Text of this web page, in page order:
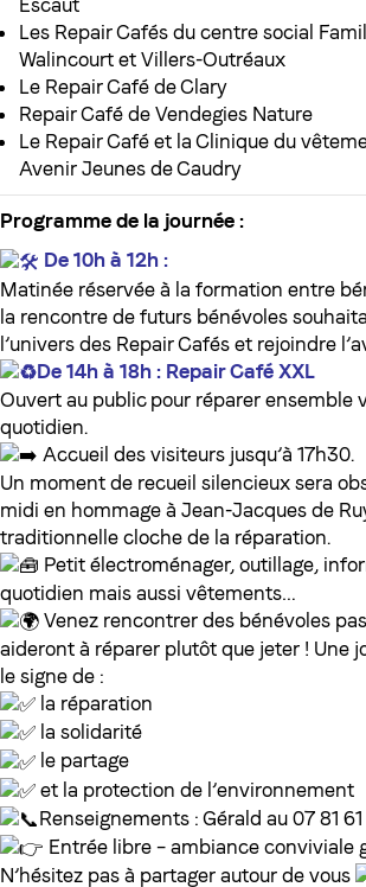
Escaut
Les Repair Cafés du centre social
Walincourt et Villers-Outréaux
Le Repair Café de Clary
Repair Café de Vendegies Nature
Le Repair Café et la Clinique du
Avenir Jeunes de Caudry
Programme de la journée :
De 10h à 12h :
Matinée réservée à la formation entre
la rencontre de futurs bénévoles
l’univers des Repair Cafés et rejoindre
De 14h à 18h : Repair Café XXL
Ouvert au public pour réparer ensemble
quotidien.
Accueil des visiteurs jusqu’à 17h30.
Un moment de recueil silencieux sera
midi en hommage à Jean-Jacques de
traditionnelle cloche de la réparation.
Petit électroménager, outillage,
quotidien mais aussi vêtements…
Venez rencontrer des bénévoles
aideront à réparer plutôt que jeter ! Une
le signe de :
la réparation
la solidarité
le partage
et la protection de l’environnement
Renseignements : Gérald au 07 81 61
Entrée libre – ambiance conviviale
N’hésitez pas à partager autour de vous